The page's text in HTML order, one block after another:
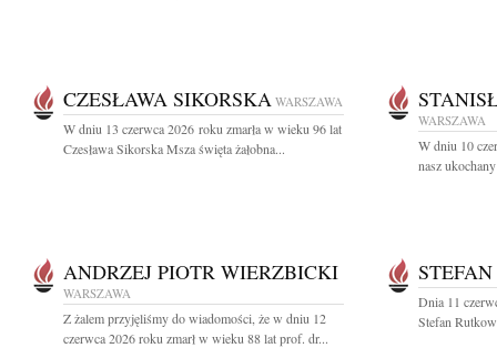
CZESŁAWA SIKORSKA WARSZAWA
W dniu 13 czerwca 2026 roku zmarła w wieku 96 lat
Czesława Sikorska Msza święta żałobna...
WARSZAWA
W dniu 10
nasz
ANDRZEJ PIOTR WIERZBICKI
WARSZAWA
Z żalem przyjęliśmy do wiadomości, że w dniu 12
czerwca 2026 roku zmarł w wieku 88 lat prof. dr...
Dnia 11
Stefan